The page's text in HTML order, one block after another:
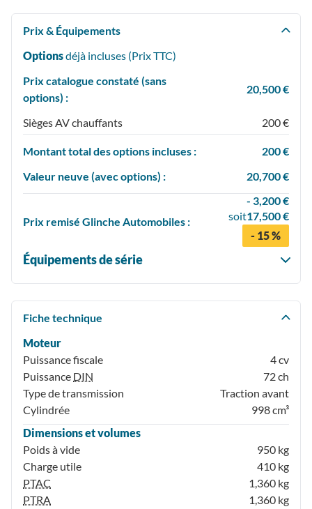
Prix & Équipements
Optionsdéjà incluses (PrixTTC)
Prix catalogue constaté (sans
options) :
20,500 €
Sièges AV chauffants 200 €
Montant total des options incluses :
200 €
Valeur neuve (avec options) :
20,700 €
Prix remisé Glinche Automobiles :
- 3,200 €
soit17,500 €
- 15 %
Équipements de série
Fiche technique
Moteur
Puissance fiscale
4 cv
Puissance DIN
72 ch
Type de transmission
Traction avant
Cylindrée
998 cm³
Dimensions et volumes
Poids à vide
950 kg
Charge utile
410 kg
PTAC
1,360 kg
PTRA
1,360 kg